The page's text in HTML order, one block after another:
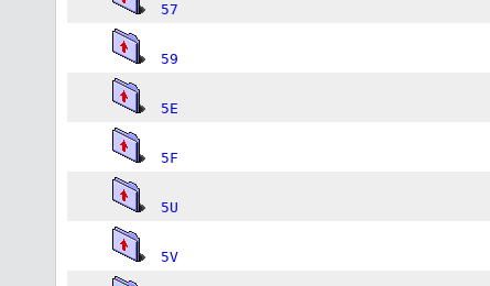
57
59
5E
5F
5U
5V